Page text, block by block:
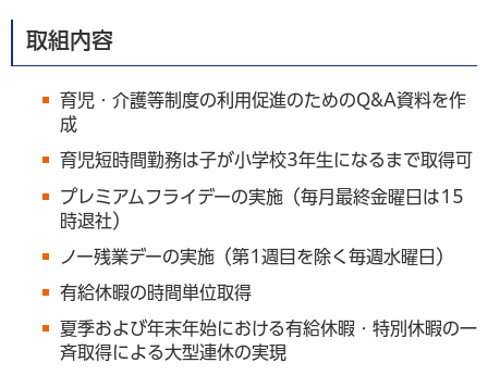
取組内容
育児・介護等制度の利用促進のためのQ&A資料を作
成
育児短時間勤務は子が小学校3年生になるまで取得可
プレミアムフライデーの実施（毎月最終金曜日は15
時退社）
ノー残業デーの実施（第1週目を除く毎週水曜日）
有給休暇の時間単位取得
夏季および年末年始における有給休暇・特別休暇の一
斉取得による大型連休の実現